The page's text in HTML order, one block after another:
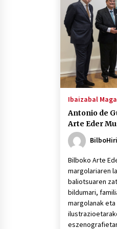
Ibaizabal
Antonio de
Arte Eder
Bilboko Arte
margolariaren
baliotsuaren
bildumari,
margolanak